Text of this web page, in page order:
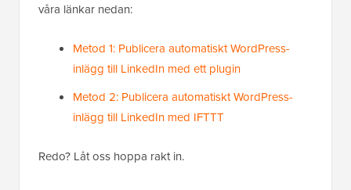
våra länkar nedan:
Metod 1: Publicera automatiskt WordPress-
inlägg till LinkedIn med ett plugin
Metod 2: Publicera automatiskt WordPress-
inlägg till LinkedIn med IFTTT
Redo? Låt oss hoppa rakt in.